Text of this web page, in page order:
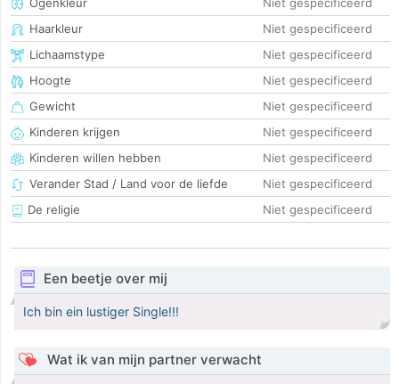
Haarkleur
Niet gespecificeerd
Lichaamstype
Niet gespecificeerd
Hoogte
Niet gespecificeerd
Gewicht
Niet gespecificeerd
Kinderen krijgen
Niet gespecificeerd
Kinderen willen hebben
Niet gespecificeerd
Verander Stad / Land voor de liefde
Niet gespecificeerd
De religie
Niet gespecificeerd
Een beetje over mij
Ich bin ein lustiger Single!!!
Wat ik van mijn partner verwacht